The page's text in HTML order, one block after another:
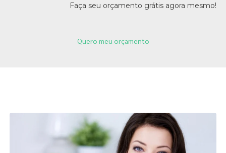
Faça seu orçamento grátis agora mesmo!
Quero meu orçamento